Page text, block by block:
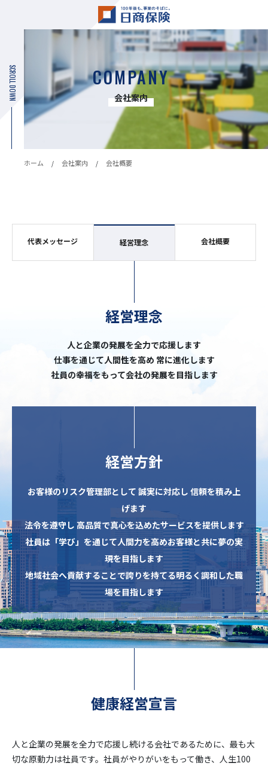
SCROLL DOWN COMPANY
会社案内
ホーム 会社案内 会社概要
代表メッセージ 経営理念 会社概要
経営理念
人と企業の発展を全力で応援します
仕事を通じて人間性を高め 常に進化します
社員の幸福をもって会社の発展を目指します
経営方針
お客様のリスク管理部として 誠実に対応し 信頼を積み上
げます
法令を遵守し 高品質で真心を込めたサービスを提供します
社員は「学び」を通じて人間力を高めお客様と共に夢の実
現を目指します
地域社会へ貢献することで誇りを持てる明るく調和した職
場を目指します
健康経営宣言
人と企業の発展を全力で応援し続ける会社であるために、最も大
切な原動力は社員です。社員がやりがいをもって働き、人生100